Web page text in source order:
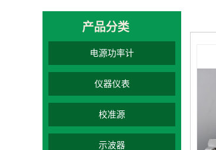
产品分类
电源功率计
仪器仪表
校准源
示波器